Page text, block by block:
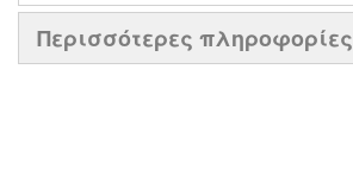
Περισσότερες πληροφορίες